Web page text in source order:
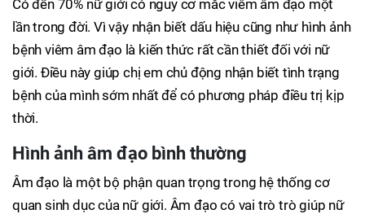
Có đến 70% nữ giới có nguy cơ mắc viêm âm đạo một
lần trong đời. Vì vậy nhận biết dấu hiệu cũng như hình ảnh
bệnh viêm âm đạo là kiến thức rất cần thiết đối với nữ
giới. Điều này giúp chị em chủ động nhận biết tình trạng
bệnh của mình sớm nhất để có phương pháp điều trị kịp
thời.
Hình ảnh âm đạo bình thường
Âm đạo là một bộ phận quan trọng trong hệ thống cơ
quan sinh dục của nữ giới. Âm đạo có vai trò trò giúp nữ